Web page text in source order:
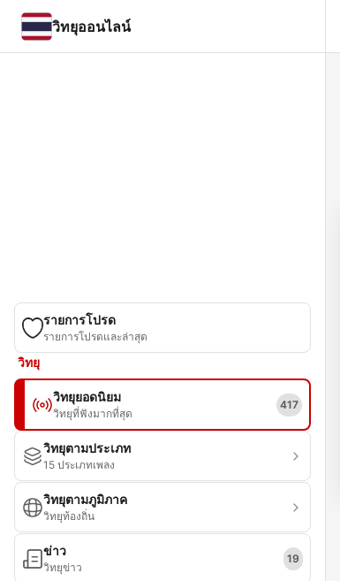
วิทยุออนไลน์
รายการโปรด
รายการโปรดและล่าสุด
วิทยุ
วิทยุยอดนิยม
วิทยุที่ฟังมากที่สุด
417
วิทยุตามประเภท
15 ประเภทเพลง
วิทยุตามภูมิภาค
วิทยุท้องถิ่น
ข่าว
วิทยุข่าว
19